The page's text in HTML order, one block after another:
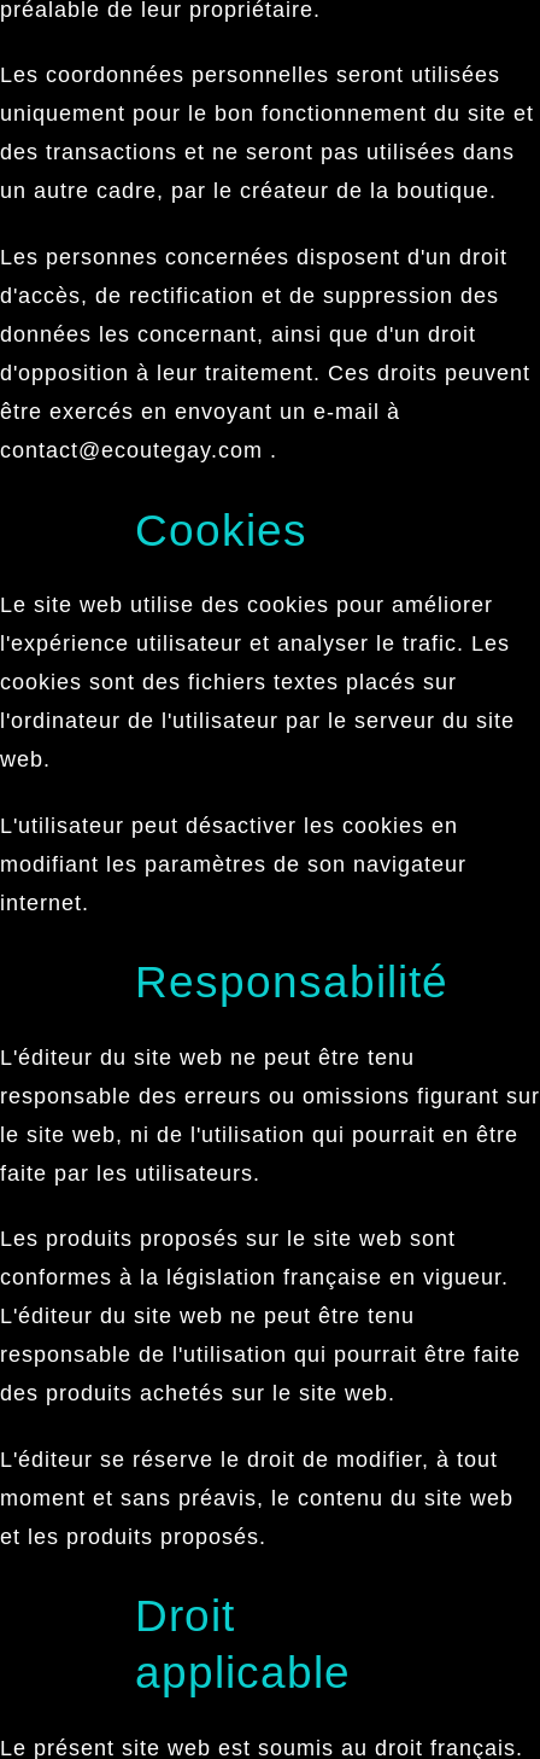
préalable de leur propriétaire.
Les coordonnées personnelles seront utilisées
uniquement pour le bon fonctionnement du site et
des transactions et ne seront pas utilisées dans
un autre cadre, par le créateur de la boutique.
Les personnes concernées disposent d'un droit
d'accès, de rectification et de suppression des
données les concernant, ainsi que d'un droit
d'opposition à leur traitement. Ces droits peuvent
être exercés en envoyant un e-mail à
contact@ecoutegay.com .
Cookies
Le site web utilise des cookies pour améliorer
l'expérience utilisateur et analyser le trafic. Les
cookies sont des fichiers textes placés sur
l'ordinateur de l'utilisateur par le serveur du site
web.
L'utilisateur peut désactiver les cookies en
modifiant les paramètres de son navigateur
internet.
Responsabilité
L'éditeur du site web ne peut être tenu
responsable des erreurs ou omissions figurant sur
le site web, ni de l'utilisation qui pourrait en être
faite par les utilisateurs.
Les produits proposés sur le site web sont
conformes à la législation française en vigueur.
L'éditeur du site web ne peut être tenu
responsable de l'utilisation qui pourrait être faite
des produits achetés sur le site web.
L'éditeur se réserve le droit de modifier, à tout
moment et sans préavis, le contenu du site web
et les produits proposés.
Droit
applicable
Le présent site web est soumis au droit français.